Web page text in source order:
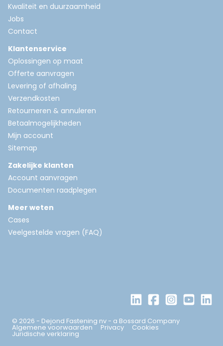
Kwaliteit en duurzaamheid
Jobs
Contact
Klantenservice
Oplossingen op maat
Offerte aanvragen
Levering of afhaling
Verzendkosten
Retourneren & annuleren
Betaalmogelijkheden
Mijn account
Sitemap
Zakelijke klanten
Account aanvragen
Documenten raadplegen
Meer weten
Cases
Veelgestelde vragen (FAQ)
© 2026 - Dejond Fastening nv - a Bossard Company
Algemene voorwaarden Privacy Cookies
Juridische verklaring